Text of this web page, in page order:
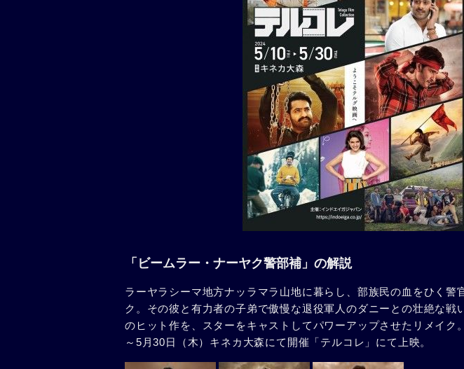
「ビームラー・ナーヤク警部補」の解説
ラーヤラシーマ地方ナッラマラ山地に暮らし、部族民の血をひく警
ク。その彼と有力者の子弟で傲慢な退役軍人のダニーとの壮絶な戦
のヒット作を、スターをキャストしてパワーアップさせたリメイク
～5月30日（木）キネカ大森にて開催「テルコレ」にて上映。